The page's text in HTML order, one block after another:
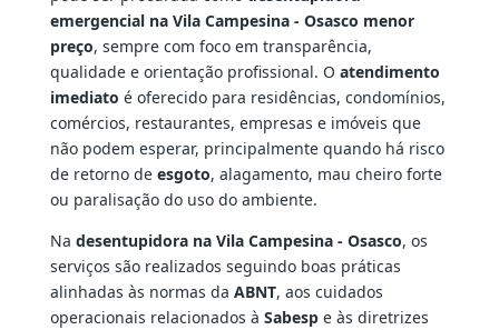
emergencial na Vila Campesina - Osasco menor
preço, sempre com foco em transparência,
qualidade e orientação profissional. O atendimento
imediato é oferecido para residências, condomínios,
comércios, restaurantes, empresas e imóveis que
não podem esperar, principalmente quando há risco
de retorno de esgoto, alagamento, mau cheiro forte
ou paralisação do uso do ambiente.
Na desentupidora na Vila Campesina - Osasco, os
serviços são realizados seguindo boas práticas
alinhadas às normas da ABNT, aos cuidados
operacionais relacionados à Sabespe às diretrizes